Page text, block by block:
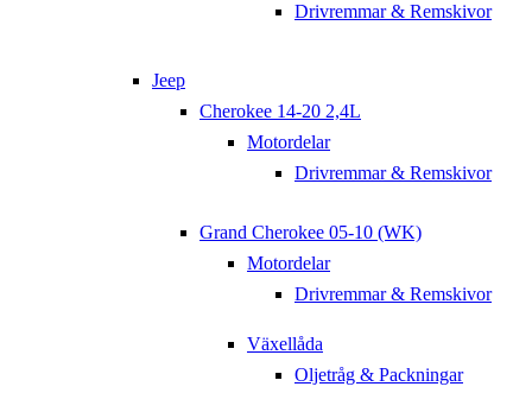
Drivremmar & Remskivor
Jeep
Cherokee 14-20 2,4L
Motordelar
Drivremmar & Remskivor
Grand Cherokee 05-10 (WK)
Motordelar
Drivremmar & Remskivor
Växellåda
Oljetråg & Packningar